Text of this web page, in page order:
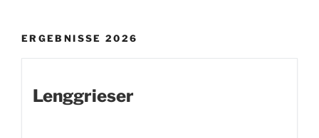
ERGEBNISSE 2026
Lenggrieser